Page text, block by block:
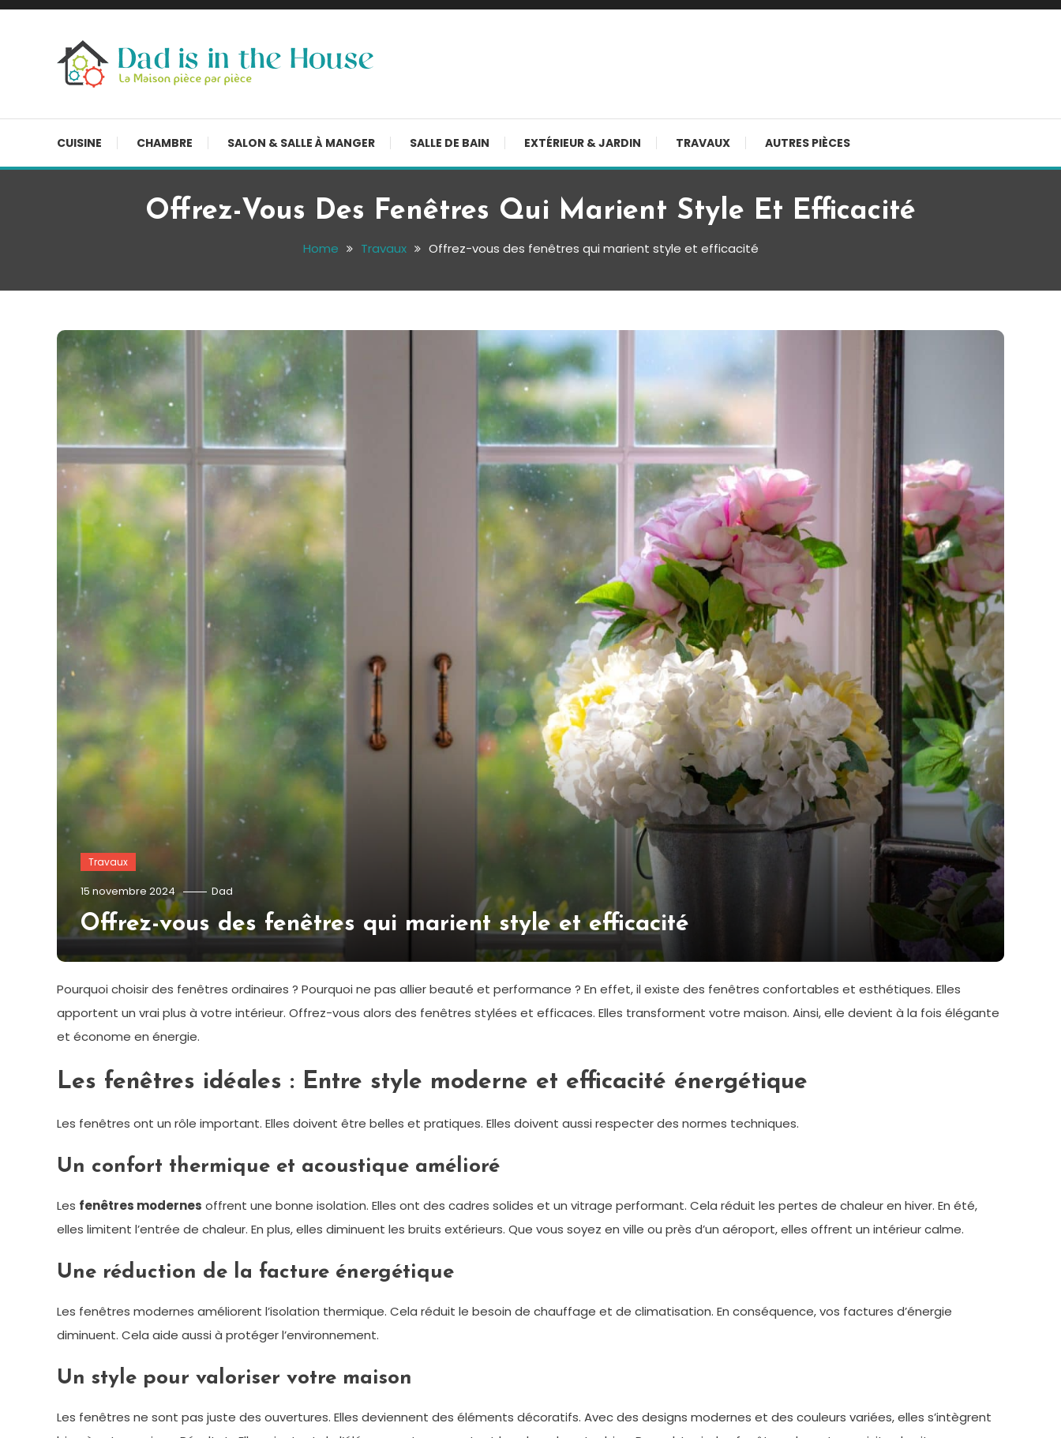
Skip
CUISINE CHAMBRE SALON & SALLE À MANGER SALLE DE BAIN EXTÉRIEUR & JARDIN TRAVAUX AUTRES PIÈCES
Offrez-Vous Des Fenêtres Qui Marient Style Et Efficacité
Home Travaux Offrez-vous des fenêtres qui marient style et efficacité
Travaux
15 novembre 2024 Dad
Offrez-vous des fenêtres qui marient style et efficacité
Pourquoi choisir des fenêtres ordinaires ? Pourquoi ne pas allier beauté et performance ? En effet, il existe des fenêtres confortables et esthétiques. Elles
apportent un vrai plus à votre intérieur. Offrez-vous alors des fenêtres stylées et efficaces. Elles transforment votre maison. Ainsi, elle devient à la fois élégante
et économe en énergie.
Les fenêtres idéales : Entre style moderne et efficacité énergétique
Les fenêtres ont un rôle important. Elles doivent être belles et pratiques. Elles doivent aussi respecter des normes techniques.
Un confort thermique et acoustique amélioré
Les fenêtres modernes offrent une bonne isolation. Elles ont des cadres solides et un vitrage performant. Cela réduit les pertes de chaleur en hiver. En été,
elles limitent l’entrée de chaleur. En plus, elles diminuent les bruits extérieurs. Que vous soyez en ville ou près d’un aéroport, elles offrent un intérieur calme.
Une réduction de la facture énergétique
Les fenêtres modernes améliorent l’isolation thermique. Cela réduit le besoin de chauffage et de climatisation. En conséquence, vos factures d’énergie
diminuent. Cela aide aussi à protéger l’environnement.
Un style pour valoriser votre maison
Les fenêtres ne sont pas juste des ouvertures. Elles deviennent des éléments décoratifs. Avec des designs modernes et des couleurs variées, elles s’intègrent